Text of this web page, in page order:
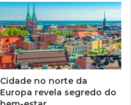
Cidade no norte da
Europa revela segredo do